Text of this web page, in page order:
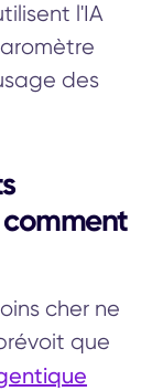
l'IA
des
cher ne
que